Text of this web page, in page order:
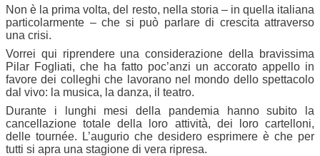
Non è la prima volta, del resto, nella storia – in quella italiana
particolarmente – che si può parlare di crescita attraverso
una crisi.
Vorrei qui riprendere una considerazione della bravissima
Pilar Fogliati, che ha fatto poc’anzi un accorato appello in
favore dei colleghi che lavorano nel mondo dello spettacolo
dal vivo: la musica, la danza, il teatro.
Durante i lunghi mesi della pandemia hanno subito la
cancellazione totale della loro attività, dei loro cartelloni,
delle tournée. L’augurio che desidero esprimere è che per
tutti si apra una stagione di vera ripresa.